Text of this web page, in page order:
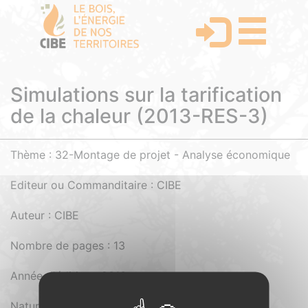
Simulations sur la tarification
de la chaleur (2013-RES-3)
Thème : 32-Montage de projet - Analyse économique
Editeur ou Commanditaire : CIBE
Auteur : CIBE
Nombre de pages : 13
Année d'édition : 2013